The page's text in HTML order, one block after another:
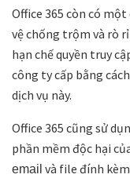
Office 365 còn có
vệ chống trộm và rò
hạn chế quyền truy
công ty cấp bằng
dịch vụ này.
Office 365 cũng sử
phần mềm độc hại
email và file đính